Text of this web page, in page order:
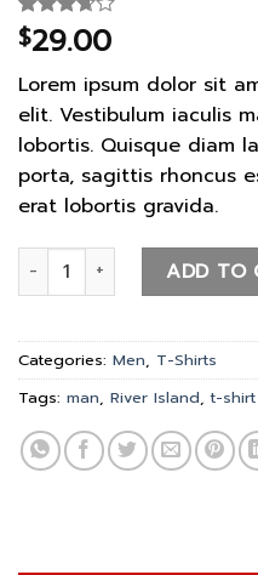
Rated
3.67out
based
on
3
ratings
$29.00
Lorem ipsum dolor sit
elit. Vestibulum iaculis
lobortis. Quisque diam
porta, sagittis rhoncus
erat lobortis gravida.
SS Crew California Sub River
ADD TO
Categories: Men, T-Shirts
Tags: man, River Island,t-shirt